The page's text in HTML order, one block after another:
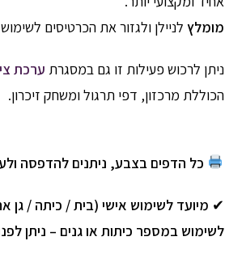
מומלץ לניילן ולגזור את הכרטיסים
ניתן לרכוש פעילות זו גם במסגרת ערכת
הכוללת מרכזון, דפי תרגול ומשחק זיכרון.
כל הדפים בצבע, ניתנים להדפסה
✔ מיועד לשימוש אישי (בית / כיתה / גן
לשימוש במספר כיתות או גנים – ניתן